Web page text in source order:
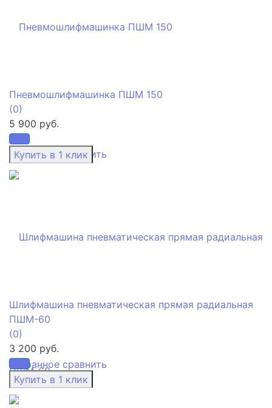
избранное сравнить
Пневмошлифмашинка ПШМ 150
(0)
5 900 руб.
избранное сравнить
Шлифмашина пневматическая прямая радиальная
ПШМ-60
(0)
3 200 руб.